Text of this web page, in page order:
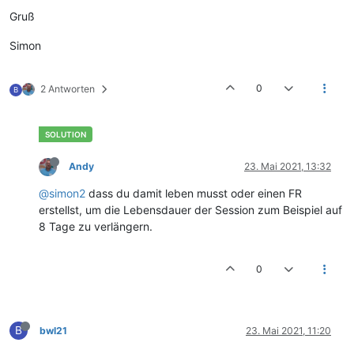
Gruß
Simon
B 2 Antworten 0
Andy 23. Mai 2021, 13:32
@simon2dass du damit leben musst oder einen FR
erstellst, um die Lebensdauer der Session zum Beispiel auf
8 Tage zu verlängern.
0
B bwl21 23. Mai 2021, 11:20